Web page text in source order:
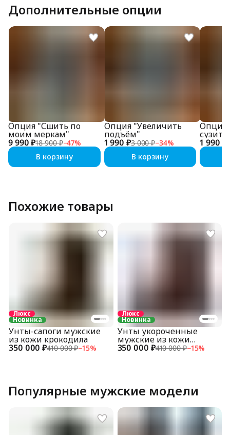
Дополнительные опции
9 990 ₽18 900 ₽−47%
Опция "Сшить по
моим меркам"
В корзину
1 990 ₽3 000 ₽−34%
Опция "Увеличить
подъём"
В корзину
1 990 ₽
Опция
Похожие товары
Люкс
Новинка
350 000 ₽410 000 ₽−15%
Унты-сапоги мужские
из кожи крокодила
Люкс
Новинка
350 000 ₽410 000 ₽−15%
Унты укороченные
мужские из кожи
крокодила
Популярные мужские модели